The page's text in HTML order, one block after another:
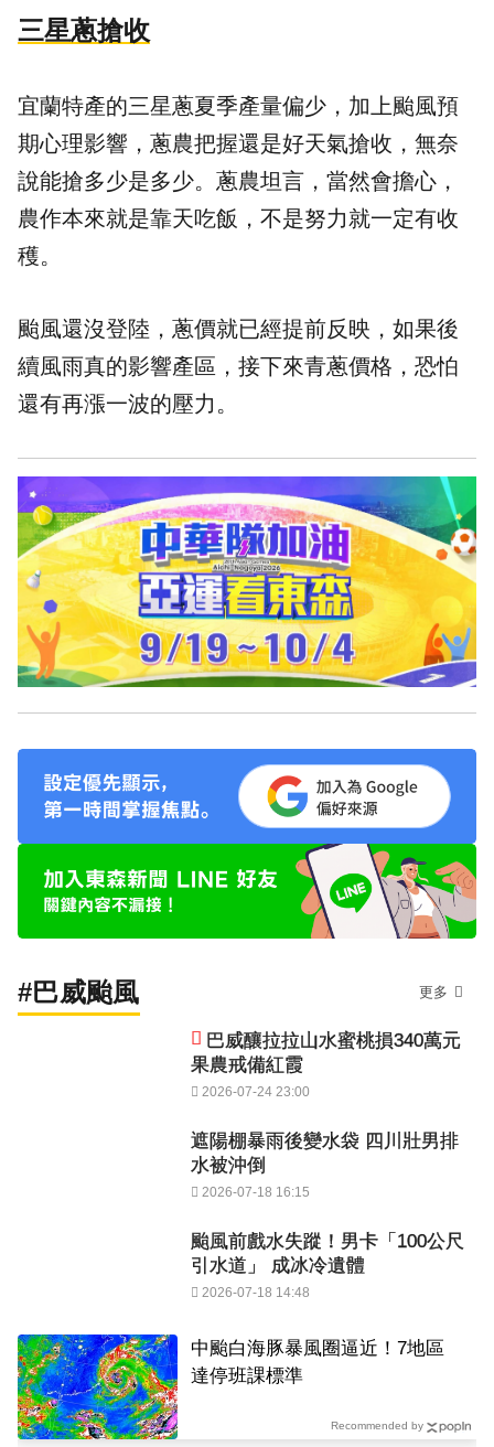
三星蔥搶收
宜蘭特產的三星蔥夏季產量偏少，加上颱風預
期心理影響，蔥農把握還是好天氣搶收，無奈
說能搶多少是多少。蔥農坦言，當然會擔心，
農作本來就是靠天吃飯，不是努力就一定有收
穫。
颱風還沒登陸，蔥價就已經提前反映，如果後
續風雨真的影響產區，接下來青蔥價格，恐怕
還有再漲一波的壓力。
#巴威颱風 更多
巴威釀拉拉山水蜜桃損340萬元
果農戒備紅霞
2026-07-24 23:00
遮陽棚暴雨後變水袋 四川壯男排
水被沖倒
2026-07-18 16:15
颱風前戲水失蹤！男卡「100公尺
引水道」 成冰冷遺體
2026-07-18 14:48
中颱白海豚暴風圈逼近！7地區
達停班課標準
Recommended by